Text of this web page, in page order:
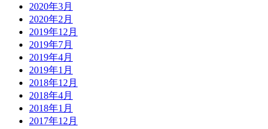
2020年3月
2020年2月
2019年12月
2019年7月
2019年4月
2019年1月
2018年12月
2018年4月
2018年1月
2017年12月